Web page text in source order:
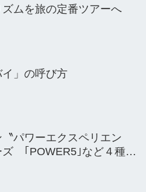
ムを旅の定番ツアーへ
イ」の呼び方
〝パワーエクスペリエン
ズ ｢POWER5｣など４種を